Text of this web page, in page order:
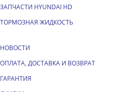
ЗАПЧАСТИ HYUNDAI HD
ТОРМОЗНАЯ ЖИДКОСТЬ
НОВОСТИ
ОПЛАТА, ДОСТАВКА И ВОЗВРАТ
ГАРАНТИЯ